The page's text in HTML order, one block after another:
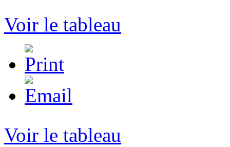
Voir le tableau
Voir le tableau